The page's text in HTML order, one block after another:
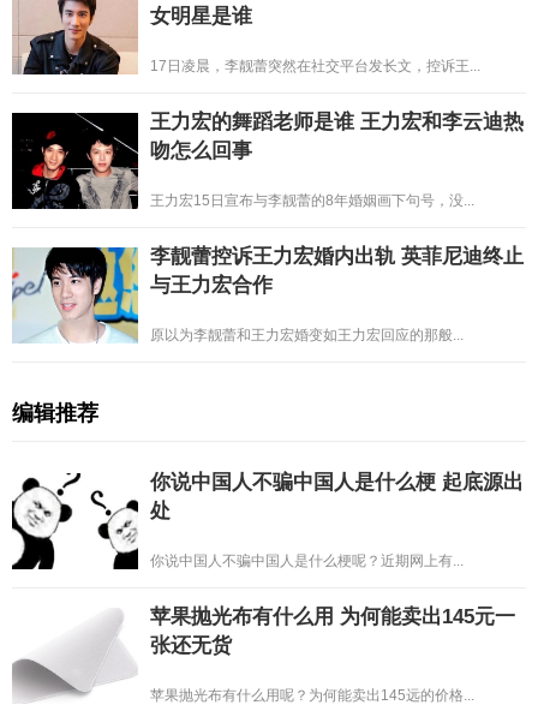
女明星是谁
17日凌晨，李靓蕾突然在社交平台发长文，控诉王...
王力宏的舞蹈老师是谁 王力宏和李云迪热
吻怎么回事
王力宏15日宣布与李靓蕾的8年婚姻画下句号，没...
李靓蕾控诉王力宏婚内出轨 英菲尼迪终止
与王力宏合作
原以为李靓蕾和王力宏婚变如王力宏回应的那般...
编辑推荐
你说中国人不骗中国人是什么梗 起底源出
处
你说中国人不骗中国人是什么梗呢？近期网上有...
苹果抛光布有什么用 为何能卖出145元一
张还无货
苹果抛光布有什么用呢？为何能卖出145远的价格...